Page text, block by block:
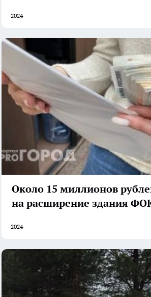
2024
Около 15 миллионов
на расширение здания
2024